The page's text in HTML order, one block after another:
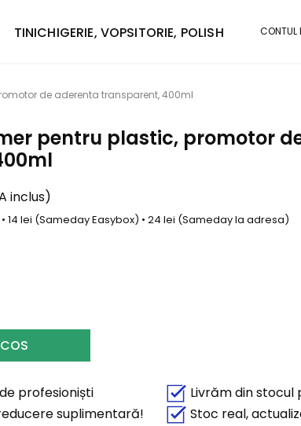
TINICHIGERIE, VOPSITORIE, POLISH
de aderenta transparent, 400ml
pentru plastic, promotor
inclus)
14 lei (Sameday Easybox) • 24 lei (Sameday la adresa)
profesioniști
Livrăm din stocul
suplimentară!
Stoc real,